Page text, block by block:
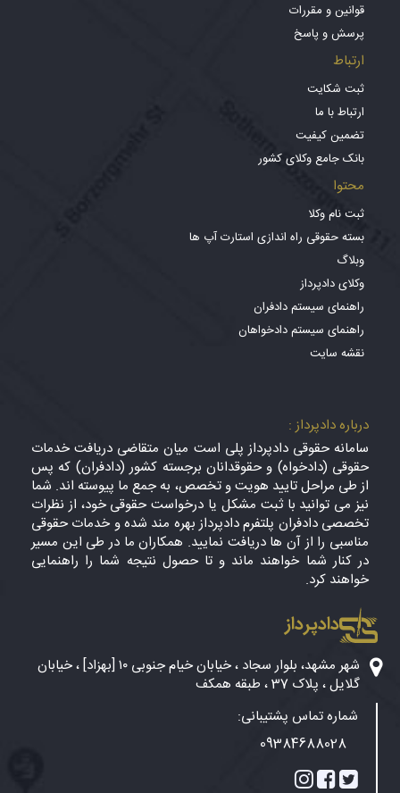
قوانین و مقررات
پرسش و پاسخ
ارتباط
ثبت شکایت
ارتباط با ما
تضمین کیفیت
بانک جامع وکلای کشور
محتوا
ثبت نام وکلا
بسته حقوقی راه اندازی استارت آپ ها
وبلاگ
وکلای دادپرداز
راهنمای سیستم دادفران
راهنمای سیستم دادخواهان
نقشه سایت
درباره دادپرداز :
سامانه حقوقی دادپرداز پلی است میان متقاضی دریافت خدمات
حقوقی (دادخواه) و حقوقدانان برجسته کشور (دادفران) که پس
از طی مراحل تایید هویت و تخصص، به جمع ما پیوسته اند. شما
نیز می توانید با ثبت مشکل یا درخواست حقوقی خود، از نظرات
تخصصی دادفران پلتفرم دادپرداز بهره مند شده و خدمات حقوقی
مناسبی را از آن ها دریافت نمایید. همکاران ما در طی این مسیر
در کنار شما خواهند ماند و تا حصول نتیجه شما را راهنمایی
خواهند کرد.
دادپرداز
شهر مشهد، بلوار سجاد ، خیابان خیام جنوبی ۱۰ [بهزاد] ، خیابان
گلایل ، پلاک 37 ، طبقه همکف
شماره تماس پشتیبانی:
09384688028